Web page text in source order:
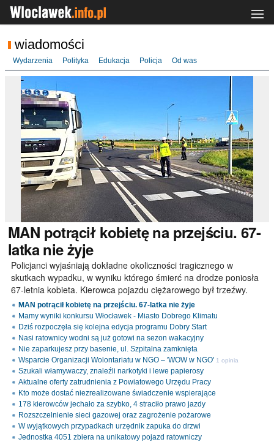
wiadomości
Wydarzenia Polityka Edukacja Policja Od was
MAN potrącił kobietę na przejściu. 67-
latka nie żyje
Policjanci wyjaśniają dokładne okoliczności tragicznego w
skutkach wypadku, w wyniku którego śmierć na drodze poniosła
67-letnia kobieta. Kierowca pojazdu ciężarowego był trzeźwy.
MAN potrącił kobietę na przejściu. 67-latka nie żyje
Mamy wyniki konkursu Włocławek - Miasto Dobrego Klimatu
Dziś rozpoczęła się kolejna edycja programu Dobry Start
Nasi ratownicy wodni są już gotowi na sezon wakacyjny
Nie zaparkujesz przy basenie, ul. Szpitalna zamknięta
Wsparcie Organizacji Wolontariatu w NGO – 'WOW w NGO' 1 opinia
Szukali włamywaczy, znaleźli narkotyki i lewe papierosy
Aktualne oferty zatrudnienia z Powiatowego Urzędu Pracy
Kto może dostać niezrealizowane świadczenie wspierające
178 kierowców jechało za szybko, 4 straciło prawo jazdy
Rozszczelnienie sieci gazowej oraz zagrożenie pożarowe
W wyjątkowych przypadkach urzędnik zapuka do drzwi
Jednostka 4051 zbiera na unikatowy pojazd ratowniczy